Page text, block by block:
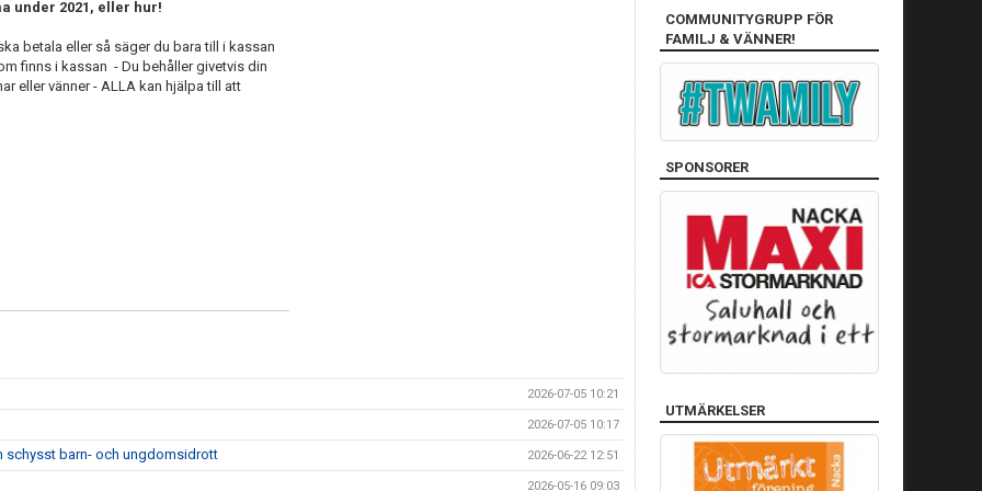
under 2021, eller hur!
betala eller så säger du bara till i kassan
finns i kassan - Du behåller givetvis din
eller vänner - ALLA kan hjälpa till att
2026-07-05 10:21
2026-07-05 10:17
schysst barn- och ungdomsidrott 2026-06-22 12:51
2026-05-16 09:03
COMMUNITYGRUPP FÖR
FAMILJ & VÄNNER!
SPONSORER
UTMÄRKELSER